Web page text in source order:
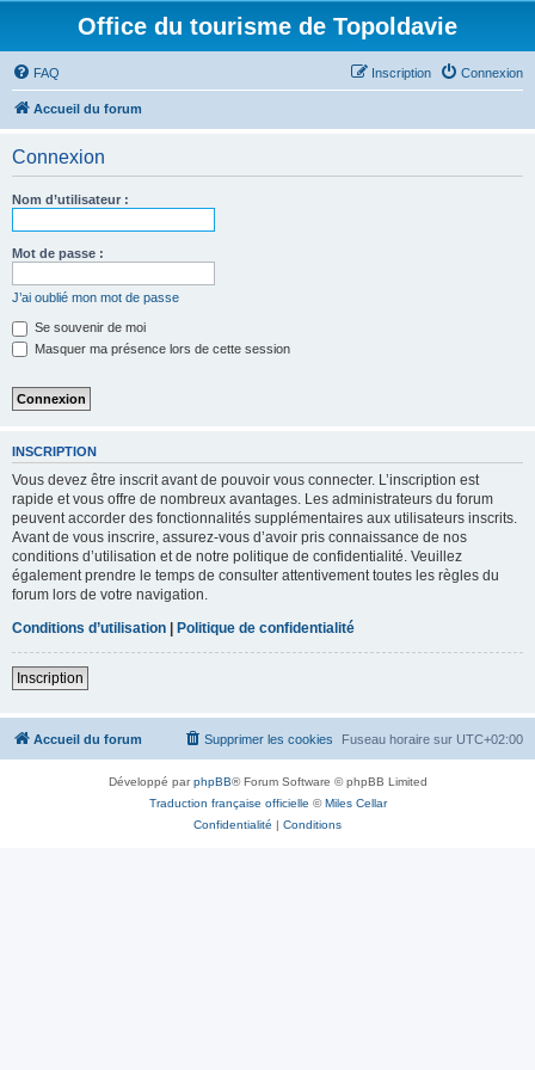
Office du tourisme de Topoldavie
FAQ Connexion
Inscription
Accueil du forum
Connexion
Nom d’utilisateur :
Mot de passe :
J’ai oublié mon mot de passe
Se souvenir de moi
Masquer ma présence lors de cette session
INSCRIPTION
Vous devez être inscrit avant de pouvoir vous connecter. L’inscription est
rapide et vous offre de nombreux avantages. Les administrateurs du forum
peuvent accorder des fonctionnalités supplémentaires aux utilisateurs inscrits.
Avant de vous inscrire, assurez-vous d’avoir pris connaissance de nos
conditions d’utilisation et de notre politique de confidentialité. Veuillez
également prendre le temps de consulter attentivement toutes les règles du
forum lors de votre navigation.
Conditions d’utilisation | Politique de confidentialité
Inscription
Accueil du forum Fuseau horaire sur UTC+02:00
Supprimer les cookies
Développé parphpBB® Forum Software © phpBB Limited
Traduction française officielle ©Miles Cellar
Confidentialité | Conditions